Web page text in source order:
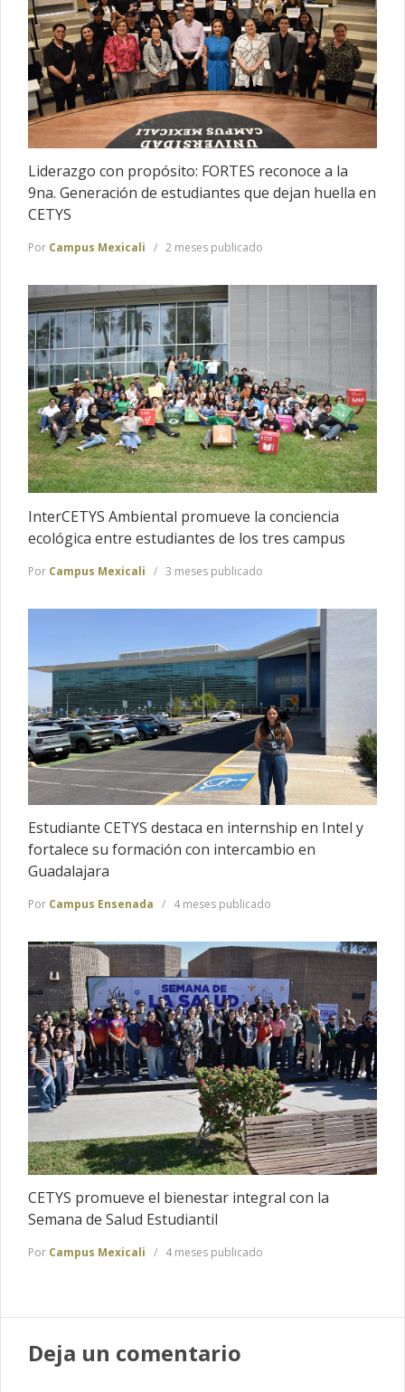
Liderazgo con propósito: FORTES reconoce a la
9na. Generación de estudiantes que dejan huella en
CETYS
Por Campus Mexicali 2 meses publicado
InterCETYS Ambiental promueve la conciencia
ecológica entre estudiantes de los tres campus
Por Campus Mexicali 3 meses publicado
Estudiante CETYS destaca en internship en Intel y
fortalece su formación con intercambio en
Guadalajara
Por Campus Ensenada 4 meses publicado
CETYS promueve el bienestar integral con la
Semana de Salud Estudiantil
Por Campus Mexicali 4 meses publicado
Deja un comentario